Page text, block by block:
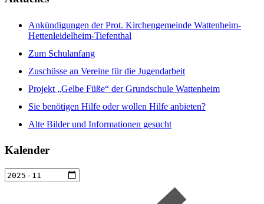
Ankündigungen der Prot. Kirchengemeinde Wattenheim-
Hettenleidelheim-Tiefenthal
Zum Schulanfang
Zuschüsse an Vereine für die Jugendarbeit
Projekt „Gelbe Füße“ der Grundschule Wattenheim
Sie benötigen Hilfe oder wollen Hilfe anbieten?
Alte Bilder und Informationen gesucht
Kalender